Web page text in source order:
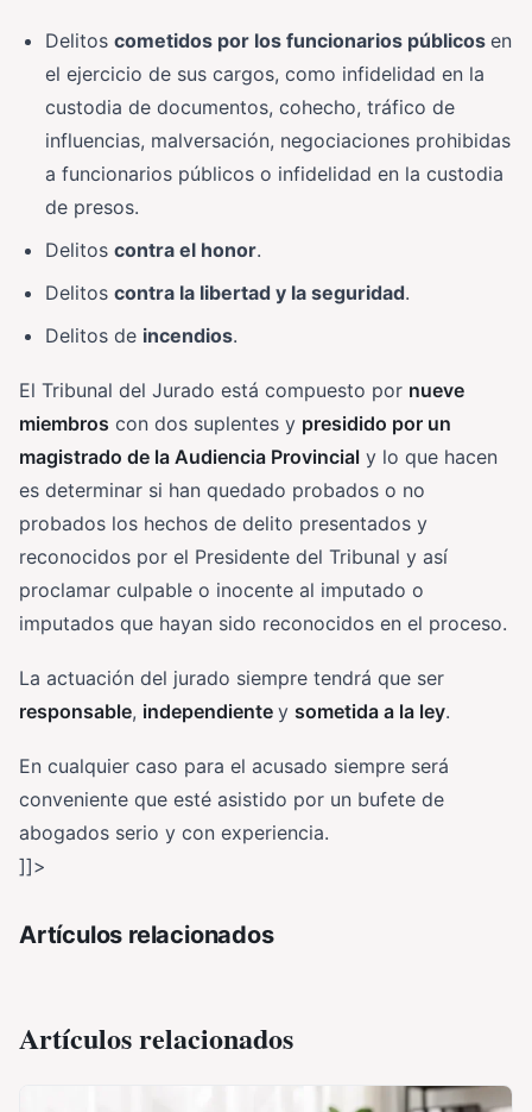
Delitos cometidos por los funcionarios públicos en
el ejercicio de sus cargos, como infidelidad en la
custodia de documentos, cohecho, tráfico de
influencias, malversación, negociaciones prohibidas
a funcionarios públicos o infidelidad en la custodia
de presos.
Delitos contra el honor.
Delitos contra la libertad y la seguridad.
Delitos de incendios.
El Tribunal del Jurado está compuesto por nueve
miembros con dos suplentes y presidido por un
magistrado de la Audiencia Provincial y lo que hacen
es determinar si han quedado probados o no
probados los hechos de delito presentados y
reconocidos por el Presidente del Tribunal y así
proclamar culpable o inocente al imputado o
imputados que hayan sido reconocidos en el proceso.
La actuación del jurado siempre tendrá que ser
responsable, independiente y sometida a la ley.
En cualquier caso para el acusado siempre será
conveniente que esté asistido por un bufete de
abogados serio y con experiencia.
]]>
Artículos relacionados
Artículos relacionados